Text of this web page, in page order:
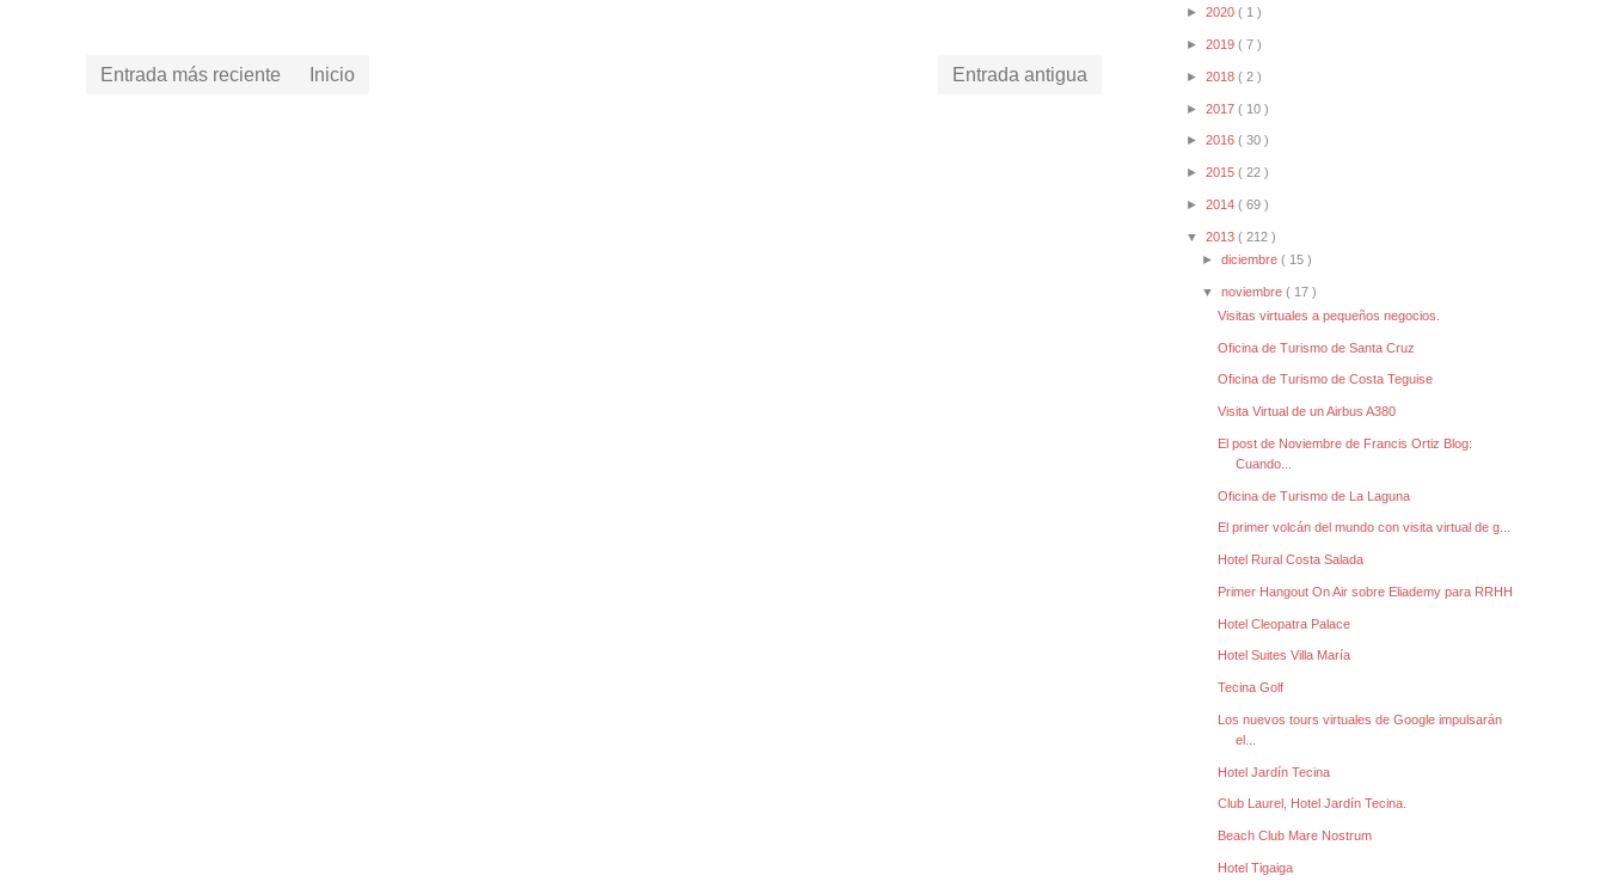
Entrada más reciente Entrada antigua
Inicio
► 2020 ( 1 )
► 2019 ( 7 )
► 2018 ( 2 )
► 2017 ( 10 )
► 2016 ( 30 )
► 2015 ( 22 )
► 2014 ( 69 )
▼ 2013 ( 212 )
►diciembre( 15 )
▼noviembre( 17 )
Visitas virtuales a pequeños negocios.
Oficina de Turismo de Santa Cruz
Oficina de Turismo de Costa Teguise
Visita Virtual de un Airbus A380
El post de Noviembre de Francis Ortiz Blog:
Cuando...
Oficina de Turismo de La Laguna
El primer volcán del mundo con visita virtual de g...
Hotel Rural Costa Salada
Primer Hangout On Air sobre Eliademy para RRHH
Hotel Cleopatra Palace
Hotel Suites Villa María
Tecina Golf
Los nuevos tours virtuales de Google impulsarán
el...
Hotel Jardín Tecina
Club Laurel, Hotel Jardín Tecina.
Beach Club Mare Nostrum
Hotel Tigaiga